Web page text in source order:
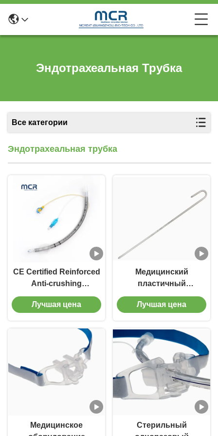
Эндотрахеальная Трубка
Все категории
Эндотрахеальная трубка
CE Certified Reinforced
Anti-crushing
Endotracheal Tube With
Suction Hospital
Лучшая цена
Медицинский
пластичный
алюминиевый
интубационный
Лучшая цена
Медицинское
Стерильный